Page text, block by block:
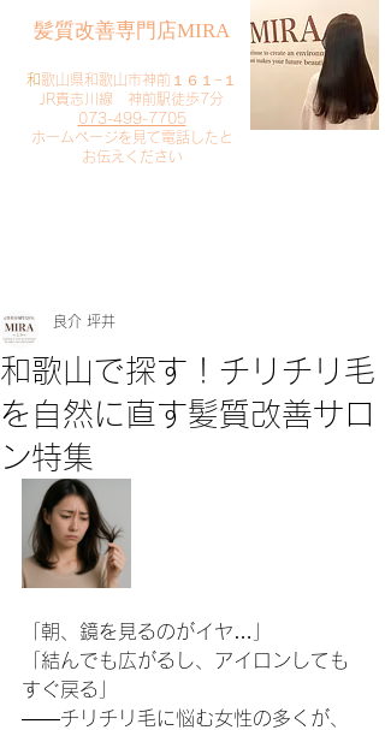
​髪質改善専門店MIRA
​和歌山県和歌山市神前１６１−１
JR貴志川線 神前駅徒歩7分
073-499-7705
​ホームページを見て電話したと
お伝えください
和歌山で探す！チリチリ毛
を自然に直す髪質改善サロ
ン特集
良介 坪井
「朝、鏡を見るのがイヤ…」
「結んでも広がるし、アイロンしても
すぐ戻る」
――チリチリ毛に悩む女性の多くが、